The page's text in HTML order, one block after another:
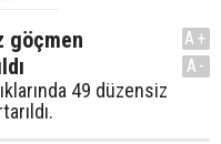
göçmen
49 düzensiz
A+
A-